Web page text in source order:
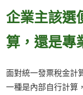
企業主該選
算，還是專
面對統一發票稅金計
一種是內部自行計算